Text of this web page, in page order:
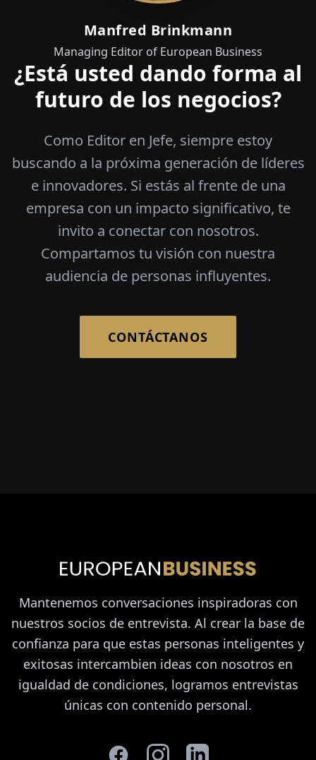
Manfred Brinkmann
Managing Editor of European Business
¿Está usted dando forma al
futuro de los negocios?
Como Editor en Jefe, siempre estoy
buscando a la próxima generación de líderes
e innovadores. Si estás al frente de una
empresa con un impacto significativo, te
invito a conectar con nosotros.
Compartamos tu visión con nuestra
audiencia de personas influyentes.
CONTÁCTANOS
Mantenemos conversaciones inspiradoras con
nuestros socios de entrevista. Al crear la base de
confianza para que estas personas inteligentes y
exitosas intercambien ideas con nosotros en
igualdad de condiciones, logramos entrevistas
únicas con contenido personal.